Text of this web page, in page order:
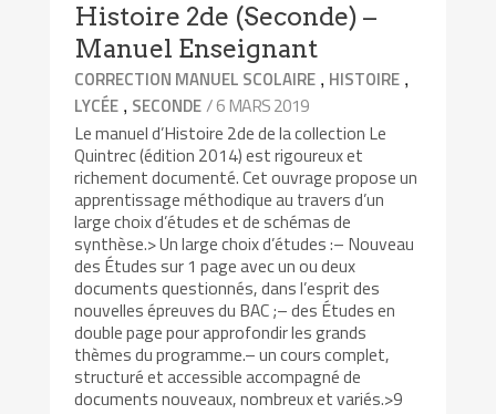
Histoire 2de (Seconde) –
Manuel Enseignant
CORRECTION MANUEL SCOLAIRE , HISTOIRE ,
LYCÉE , SECONDE/ 6 MARS 2019
Le manuel d’Histoire 2de de la collection Le
Quintrec (édition 2014) est rigoureux et
richement documenté. Cet ouvrage propose un
apprentissage méthodique au travers d’un
large choix d’études et de schémas de
synthèse.> Un large choix d’études :– Nouveau
des Études sur 1 page avec un ou deux
documents questionnés, dans l’esprit des
nouvelles épreuves du BAC ;– des Études en
double page pour approfondir les grands
thèmes du programme.– un cours complet,
structuré et accessible accompagné de
documents nouveaux, nombreux et variés.>9